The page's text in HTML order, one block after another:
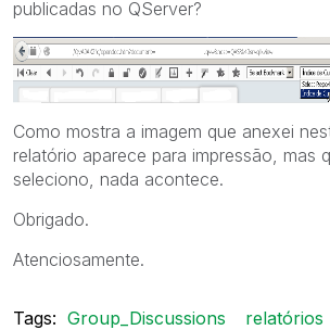
publicadas no QServer?
Como mostra a imagem que anexei
relatório aparece para impressão, mas
seleciono, nada acontece.
Obrigado.
Atenciosamente.
Tags: Group_Discussions relatórios